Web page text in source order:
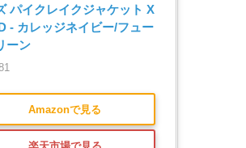
パイクレイクジャケット X
- カレッジネイビー/フュー
ーン
Amazonで見る